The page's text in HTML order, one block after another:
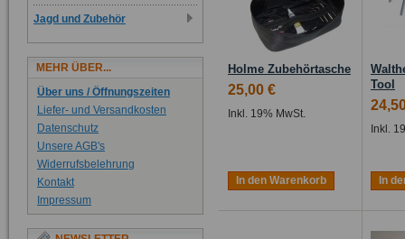
Holme Zubehörtasche
25,00 €
Inkl. 19% MwSt.
In den Warenkorb
Tool
Inkl.
In
Jagd und Zubehör
MEHR ÜBER...
Über uns / Öffnungszeiten
Liefer- und Versandkosten
Datenschutz
Unsere AGB's
Widerrufsbelehrung
Kontakt
Impressum